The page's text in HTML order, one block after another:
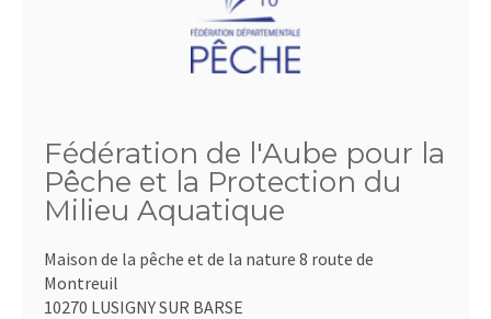
Fédération de l'Aube pour la
Pêche et la Protection du
Milieu Aquatique
Maison de la pêche et de la nature 8 route de
Montreuil
10270 LUSIGNY SUR BARSE